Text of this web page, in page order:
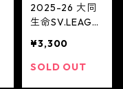
2025-26 大同
生命SV.LEAGU
HIP Finals フ
ェイスタオル(M
¥3,300
SOLD OUT